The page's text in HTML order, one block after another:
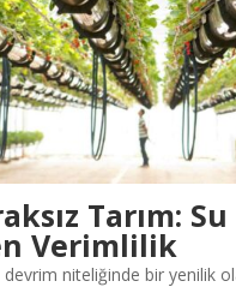
Tarım:
Verimlilik
devrim niteliğinde bir yenilik